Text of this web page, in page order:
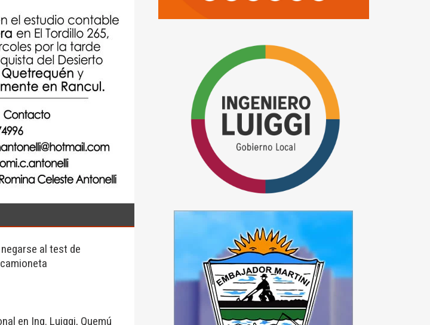
al test de
en Ing. Luiggi, Quemú